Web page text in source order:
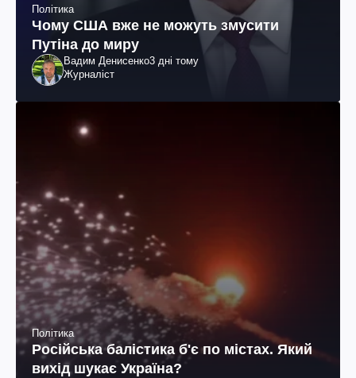
Політика
Чому США вже не можуть змусити
Путіна до миру
Вадим Денисенко3 дні тому
Журналіст
Політика
Російська балістика б'є по містах. Який
вихід шукає Україна?